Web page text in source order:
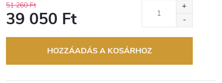
51 260 Ft
39 050 Ft
HOZZÁADÁS A KOSÁRHOZ